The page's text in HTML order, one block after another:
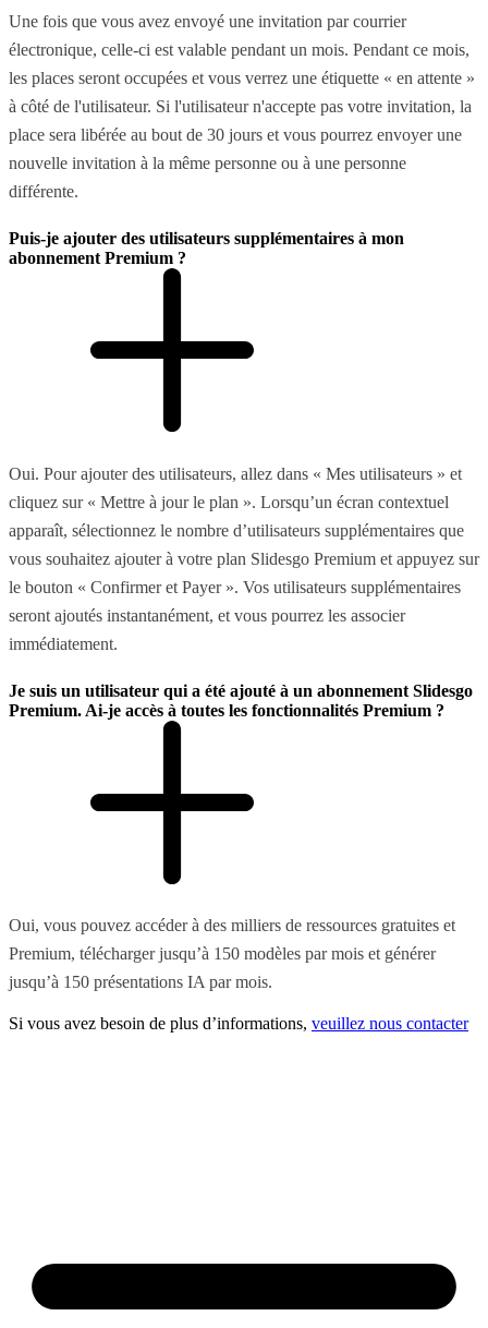
Une fois que vous avez envoyé une invitation par courrier
électronique, celle-ci est valable pendant un mois. Pendant ce mois,
les places seront occupées et vous verrez une étiquette « en attente »
à côté de l'utilisateur. Si l'utilisateur n'accepte pas votre invitation, la
place sera libérée au bout de 30 jours et vous pourrez envoyer une
nouvelle invitation à la même personne ou à une personne
différente.
Puis-je ajouter des utilisateurs supplémentaires à mon
abonnement Premium ?
Oui. Pour ajouter des utilisateurs, allez dans « Mes utilisateurs » et
cliquez sur « Mettre à jour le plan ». Lorsqu’un écran contextuel
apparaît, sélectionnez le nombre d’utilisateurs supplémentaires que
vous souhaitez ajouter à votre plan Slidesgo Premium et appuyez sur
le bouton « Confirmer et Payer ». Vos utilisateurs supplémentaires
seront ajoutés instantanément, et vous pourrez les associer
immédiatement.
Je suis un utilisateur qui a été ajouté à un abonnement Slidesgo
Premium. Ai-je accès à toutes les fonctionnalités Premium ?
Oui, vous pouvez accéder à des milliers de ressources gratuites et
Premium, télécharger jusqu’à 150 modèles par mois et générer
jusqu’à 150 présentations IA par mois.
Si vous avez besoin de plus d’informations, veuillez nous contacter